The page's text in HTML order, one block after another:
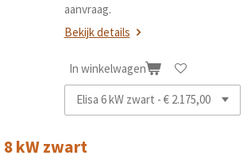
aanvraag.
Bekijk details
In winkelwagen
kW zwart